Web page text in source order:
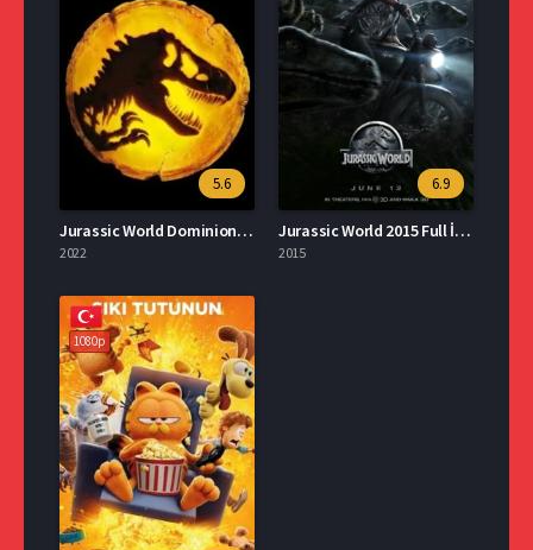
5.6
Jurassic World Dominion İzle Türkçe Dublaj
2022
6.9
Jurassic World 2015 Full İzle
2015
1080p